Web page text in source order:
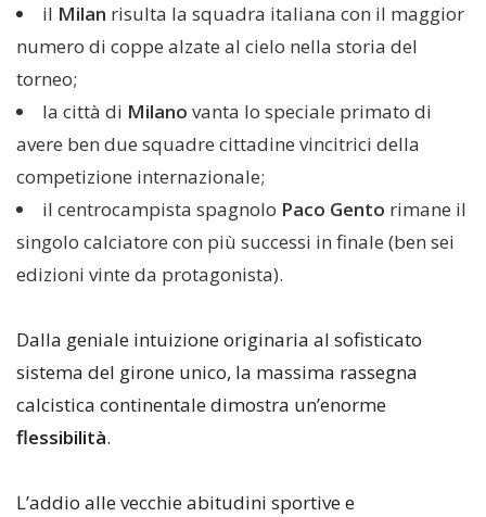
il Milan risulta la squadra italiana con il maggior
numero di coppe alzate al cielo nella storia del
torneo;
la città di Milano vanta lo speciale primato di
avere ben due squadre cittadine vincitrici della
competizione internazionale;
il centrocampista spagnolo Paco Gento rimane il
singolo calciatore con più successi in finale (ben sei
edizioni vinte da protagonista).
Dalla geniale intuizione originaria al sofisticato
sistema del girone unico, la massima rassegna
calcistica continentale dimostra un’enorme
flessibilità.
L’addio alle vecchie abitudini sportive e